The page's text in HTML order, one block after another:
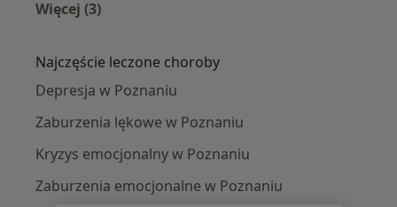
Więcej (3)
Najczęście leczone choroby
Depresja w Poznaniu
Zaburzenia lękowe w Poznaniu
Kryzys emocjonalny w Poznaniu
Zaburzenia emocjonalne w Poznaniu